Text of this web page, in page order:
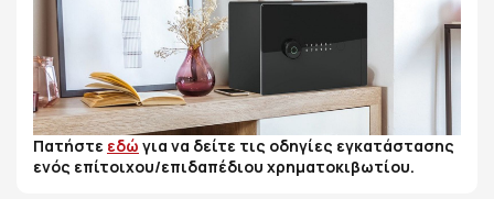
Πατήστε εδώ για να δείτε τις οδηγίες εγκατάστασης
ενός επίτοιχου/επιδαπέδιου χρηματοκιβωτίου.